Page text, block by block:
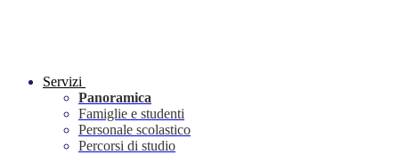
Servizi
Panoramica
Famiglie e studenti
Personale scolastico
Percorsi di studio